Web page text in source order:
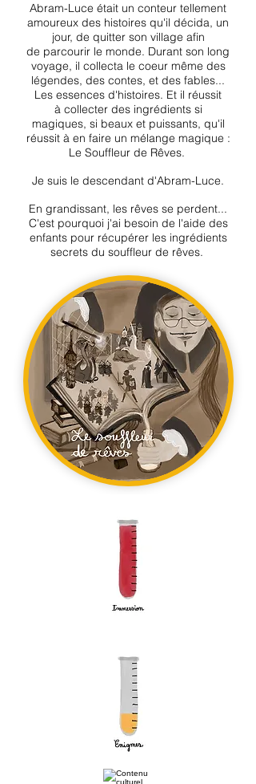
Abram-Luce était un conteur tellement
amoureux des histoires qu'il décida, un
jour, de quitter son village afin
de parcourir le monde. Durant son long
voyage, il collecta le coeur même des
légendes, des contes, et des fables...
Les essences d'histoires. Et il réussit
àcollecter des ingrédients si
magiques, si beaux et puissants, qu'il
réussit à en faire un mélange magique :
Le Souffleur de Rêves.
Je suis le descendant d'Abram-Luce.
En grandissant, les rêves se perdent...
C'est pourquoi j'ai besoin de l'aide des
enfants pour récupérer les ingrédients
secrets du souffleur de rêves.